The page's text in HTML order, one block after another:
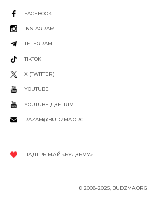
FACEBOOK
INSTAGRAM
TELEGRAM
TIKTOK
X (TWITTER)
YOUTUBE
YOUTUBE ДЗЕЦЯМ
RAZAM@BUDZMA.ORG
ПАДТРЫМАЙ «БУДЗЬМУ»
© 2008-2025, BUDZMA.ORG